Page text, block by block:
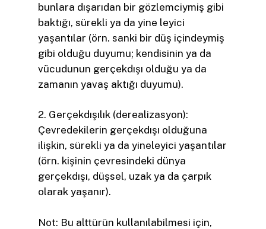
bunlara dışarıdan bir gözlemciymiş gibi
baktığı, sürekli ya da yine­ leyici
yaşantılar (örn. sanki bir düş içindeymiş
gibi olduğu duyumu; kendisinin ya da
vücudunun gerçekdışı olduğu ya da
zamanın yavaş aktığı duyumu).
2. Gerçekdışılık (derealizasyon):
Çevredekilerin gerçekdışı olduğuna
ilişkin, sürekli ya da yineleyici yaşantılar
(örn. kişinin çevresindeki dünya
gerçekdışı, düşsel, uzak ya da çarpık
olarak yaşanır).
Not: Bu alttürün kullanılabilmesi için,